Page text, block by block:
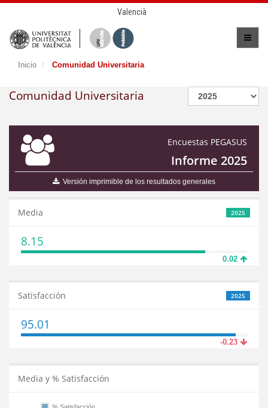
Valencià
Inicio Comunidad Universitaria
Comunidad Universitaria
Encuestas PEGASUS
Informe 2025
Versión imprimible de los resultados generales
2025
Media
8.15
0.02
2025
Satisfacción
95.01
-0.23
Media y % Satisfacción